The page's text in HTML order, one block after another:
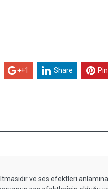
+1 Share
ve ses efektleri